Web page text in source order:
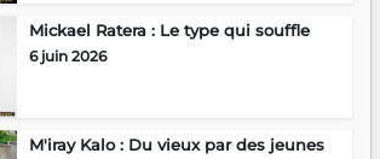
Mickael Ratera : Le type qui souffle
6 juin 2026
M'iray Kalo : Du vieux par des jeunes